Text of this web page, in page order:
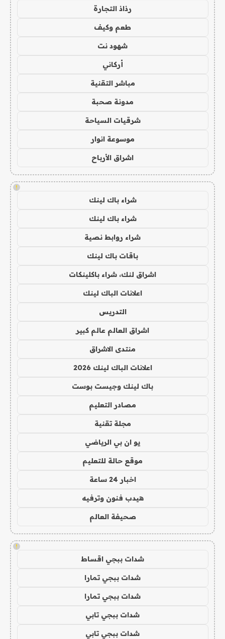
رذاذ التجارة
طعم وكيف
شهود نت
أركاني
مباشر التقنية
مدونة صحبة
شرقيات السياحة
موسوعة انوار
اشراق الأرباح
!
شراء باك لينك
شراء باك لينك
شراء روابط نصية
باقات باك لينك
اشراق لنك، شراء باكلينكات
اعلانات الباك لينك
التدريس
اشراق العالم عالم كبير
منتدى الاشراق
اعلانات الباك لينك 2026
باك لينك وجيست بوست
مصادر التعليم
مجلة تقنية
يو ان بي الرياضي
موقع حالة للتعليم
اخبار 24 ساعة
هيدب فنون وترفيه
صحيفة العالم
!
شدات ببجي اقساط
شدات ببجي تمارا
شدات ببجي تمارا
شدات ببجي تابي
شدات ببجي تابي